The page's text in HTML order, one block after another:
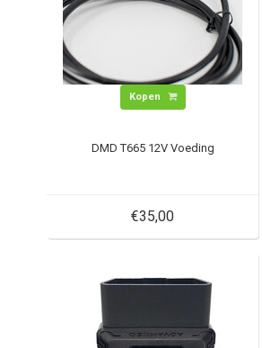
Kopen
DMD T665 12V Voeding
€35,00